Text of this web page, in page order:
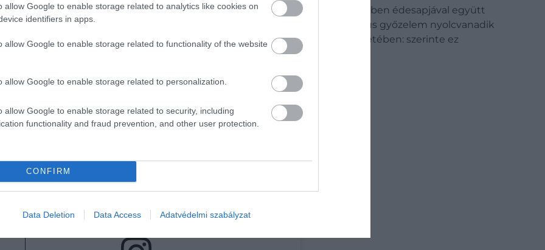
allow Google to enable storage related to analytics like cookies on
identifiers in apps.
allow Google to enable storage related to functionality of the website
allow Google to enable storage related to personalization.
allow Google to enable storage related to security, including
functionality and fraud prevention, and other user protection.
CONFIRM
Data Deletion Data Access Adatvédelmi szabályzat
Ahogy arról mi isbeszámoltunk, György herceg tavaly decemberben édesapjával együtt
szervezetnél, 2025 májusában pedig részt vett a második világháborús győzelem nyolcvanadik
palotában. Perry ezt az alkalmat „mérföldkőnek” nevezte a herceg életében: szerinte ez
tapasztalja meg a királyi örökség egy szeletét.